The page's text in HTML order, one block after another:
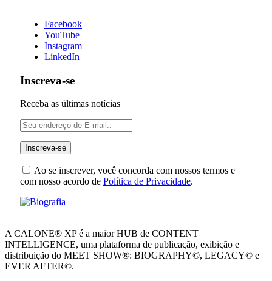
Facebook
YouTube
Instagram
LinkedIn
Inscreva-se
Receba as últimas notícias
Ao se inscrever, você concorda com nossos termos e
com nosso acordo de Política de Privacidade.
A CALONE® XP é a maior HUB de CONTENT
INTELLIGENCE, uma plataforma de publicação, exibição e
distribuição do MEET SHOW®: BIOGRAPHY©, LEGACY© e
EVER AFTER©.